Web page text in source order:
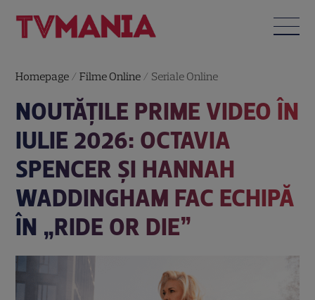
Homepage /Filme Online / Seriale Online
NOUTĂȚILE PRIME VIDEO ÎN
IULIE 2026: OCTAVIA
SPENCER ȘI HANNAH
WADDINGHAM FAC ECHIPĂ
ÎN „RIDE OR DIE”